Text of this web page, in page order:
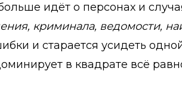
идёт о персонах и
криминала, ведомости,
и старается усидеть
в квадрате всё